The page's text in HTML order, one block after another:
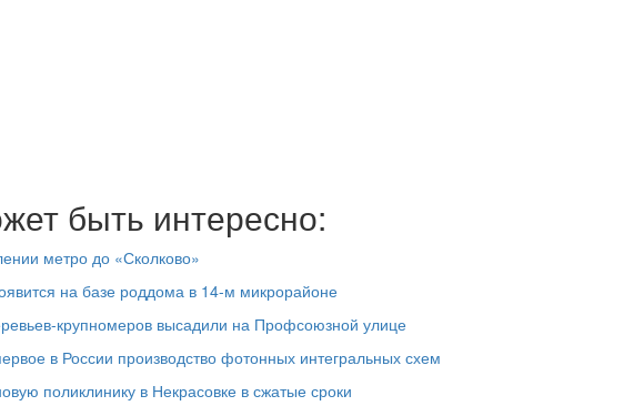
быть интересно:
метро до «Сколково»
на базе роддома в 14-м микрорайоне
крупномеров высадили на Профсоюзной улице
в России производство фотонных интегральных схем
поликлинику в Некрасовке в сжатые сроки